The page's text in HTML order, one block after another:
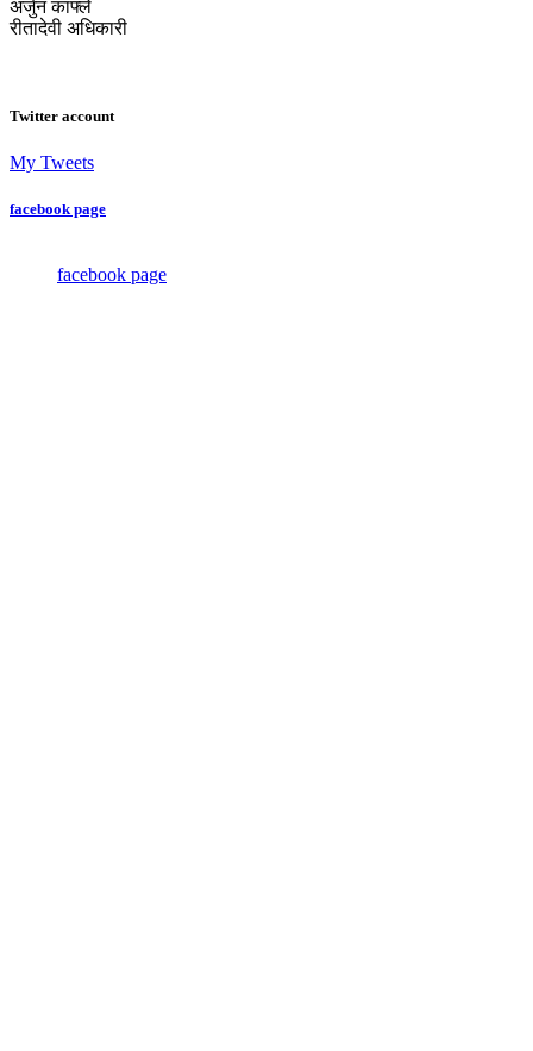
अर्जुन काफ्ले
रीतादेवी अधिकारी
Twitter account
My Tweets
facebook page
facebook page